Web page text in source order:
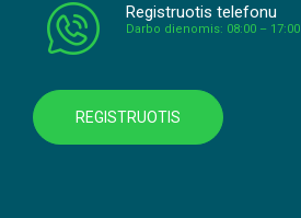
Registruotis telefonu
Darbo dienomis: 08:00 – 17:00
REGISTRUOTIS